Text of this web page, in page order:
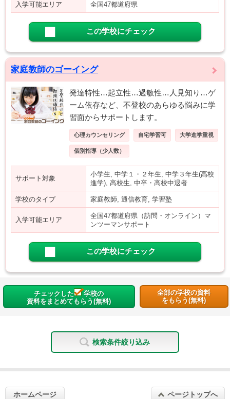
入学可能エリア 全国47都道府県
この学校にチェック
家庭教師のゴーイング
発達特性…起立性…過敏性…人見知り…ゲ
ーム依存など、不登校のあらゆる悩みに学
習面からサポートします。
心理カウンセリング 自宅学習可 大学進学重視
個別指導（少人数）
サポート対象
小学生, 中学１・２年生, 中学３年生(高校
進学), 高校生, 中卒・高校中退者
学校のタイプ 家庭教師, 通信教育, 学習塾
入学可能エリア
全国47都道府県（訪問・オンライン）マ
ンツーマンサポート
この学校にチェック
チェックした
学校の
資料をまとめてもらう(無料)
全部の学校の資料
をもらう(無料)
検索条件絞り込み
ホームページ ページトップへ